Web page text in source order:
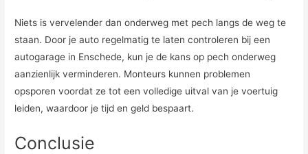
Niets is vervelender dan onderweg met pech langs de weg te
staan. Door je auto regelmatig te laten controleren bij een
autogarage in Enschede, kun je de kans op pech onderweg
aanzienlijk verminderen. Monteurs kunnen problemen
opsporen voordat ze tot een volledige uitval van je voertuig
leiden, waardoor je tijd en geld bespaart.
Conclusie